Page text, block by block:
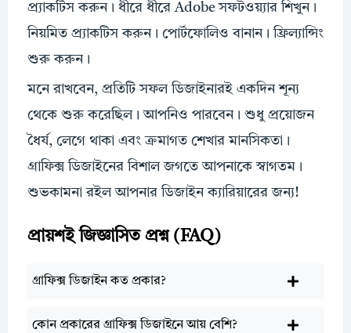
প্র্যাকটিস করুন। ধীরে ধীরে Adobe সফটওয়্যার শিখুন।
নিয়মিত প্র্যাকটিস করুন। পোর্টফোলিও বানান। ফ্রিল্যান্সিং
শুরু করুন।
মনে রাখবেন, প্রতিটি সফল ডিজাইনারই একদিন শূন্য
থেকে শুরু করেছিল। আপনিও পারবেন। শুধু প্রয়োজন
ধৈর্য, লেগে থাকা এবং ক্রমাগত শেখার মানসিকতা।
গ্রাফিক্স ডিজাইনের বিশাল জগতে আপনাকে স্বাগতম।
শুভকামনা রইল আপনার ডিজাইন ক্যারিয়ারের জন্য!
প্রায়শই জিজ্ঞাসিত প্রশ্ন (FAQ)
গ্রাফিক্স ডিজাইন কত প্রকার?
কোন প্রকারের গ্রাফিক্স ডিজাইনে আয় বেশি?